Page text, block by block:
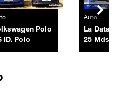
Polo
ID. Polo
Auto
La Data
25 Mds$